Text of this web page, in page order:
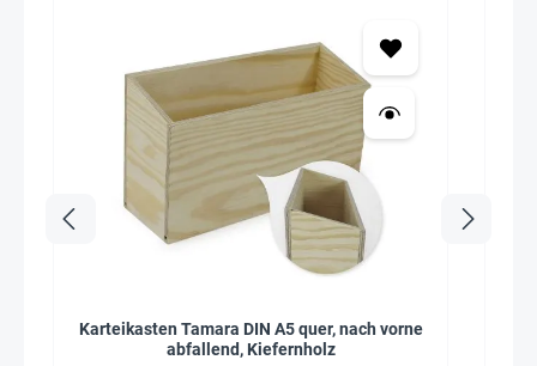
Karteikasten Tamara DIN A5 quer, nach vorne
abfallend, Kiefernholz